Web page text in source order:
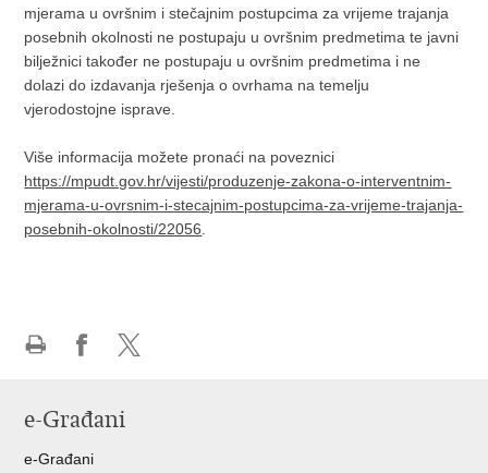
mjerama u ovršnim i stečajnim postupcima za vrijeme trajanja
posebnih okolnosti ne postupaju u ovršnim predmetima te javni
bilježnici također ne postupaju u ovršnim predmetima i ne
dolazi do izdavanja rješenja o ovrhama na temelju
vjerodostojne isprave.
Više informacija možete pronaći na poveznici
https://mpudt.gov.hr/vijesti/produzenje-zakona-o-interventnim-
mjerama-u-ovrsnim-i-stecajnim-postupcima-za-vrijeme-trajanja-
posebnih-okolnosti/22056
FacebookuTwitteru
e-Građani
e-Građani